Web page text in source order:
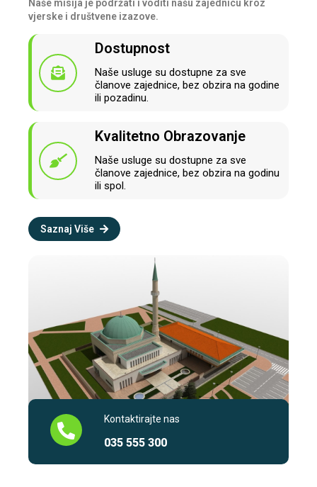
Kontaktirajte nas
035 555 300
Naše misija je podržati i voditi našu zajednicu kroz
vjerske i društvene izazove.
Dostupnost
Naše usluge su dostupne za sve
članove zajednice, bez obzira na godine
ili pozadinu.
Kvalitetno Obrazovanje
Naše usluge su dostupne za sve
članove zajednice, bez obzira na godinu
ili spol.
Saznaj Više